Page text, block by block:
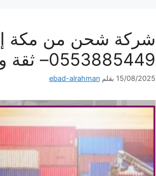
شركة شحن من مكة
0553885449– ثقة وإحترافية لكل شحنة
15/08/2025 بقلم ebad-alrahman